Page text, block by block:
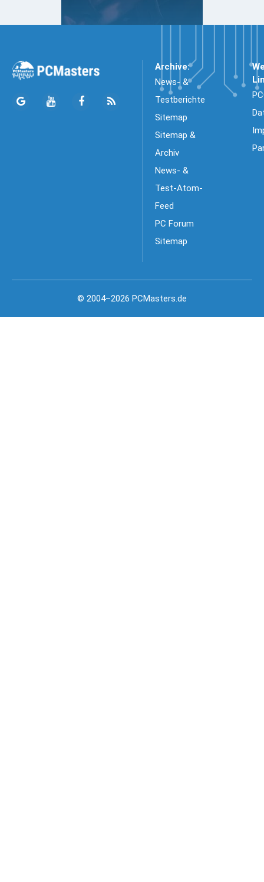
Archive:
News- &
Testberichte
Sitemap
Sitemap &
Archiv
News- &
Test-Atom-
Feed
PC Forum
Sitemap
© 2004–2026 PCMasters.de